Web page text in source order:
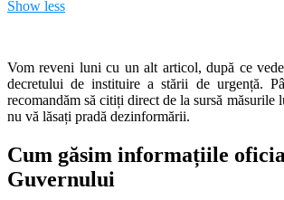
de la obligaţiile prevăzute de prezenta
care situaţia o cere şi cu condiţia ca aceste
contradicţie cu alte obligaţii care decurg din
2. Dispoziţia precedentă nu îngăduie nici o
excepţia cazului de deces rezultând din acte
de la art. 3, art. 4 paragraful 1 şi art. 7.
Show less
Vom reveni luni cu un alt articol, după ce
decretului de instituire a stării de urgență.
recomandăm să citiți direct de la sursă măsurile
nu vă lăsați pradă dezinformării.
Cum găsim informațiile
Guvernului